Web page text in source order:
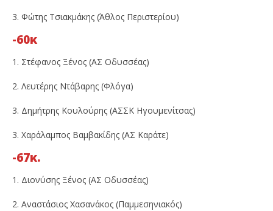
3. Φώτης Τσιακμάκης (Άθλος Περιστερίου)
-60κ
1. Στέφανος Ξένος (ΑΣ Οδυσσέας)
2. Λευτέρης Ντάβαρης (Φλόγα)
3. Δημήτρης Κουλούρης (ΑΣΣΚ Ηγουμενίτσας)
3. Χαράλαμπος Βαμβακίδης (ΑΣ Καράτε)
-67κ.
1. Διονύσης Ξένος (ΑΣ Οδυσσέας)
2. Αναστάσιος Χασανάκος (Παμμεσηνιακός)